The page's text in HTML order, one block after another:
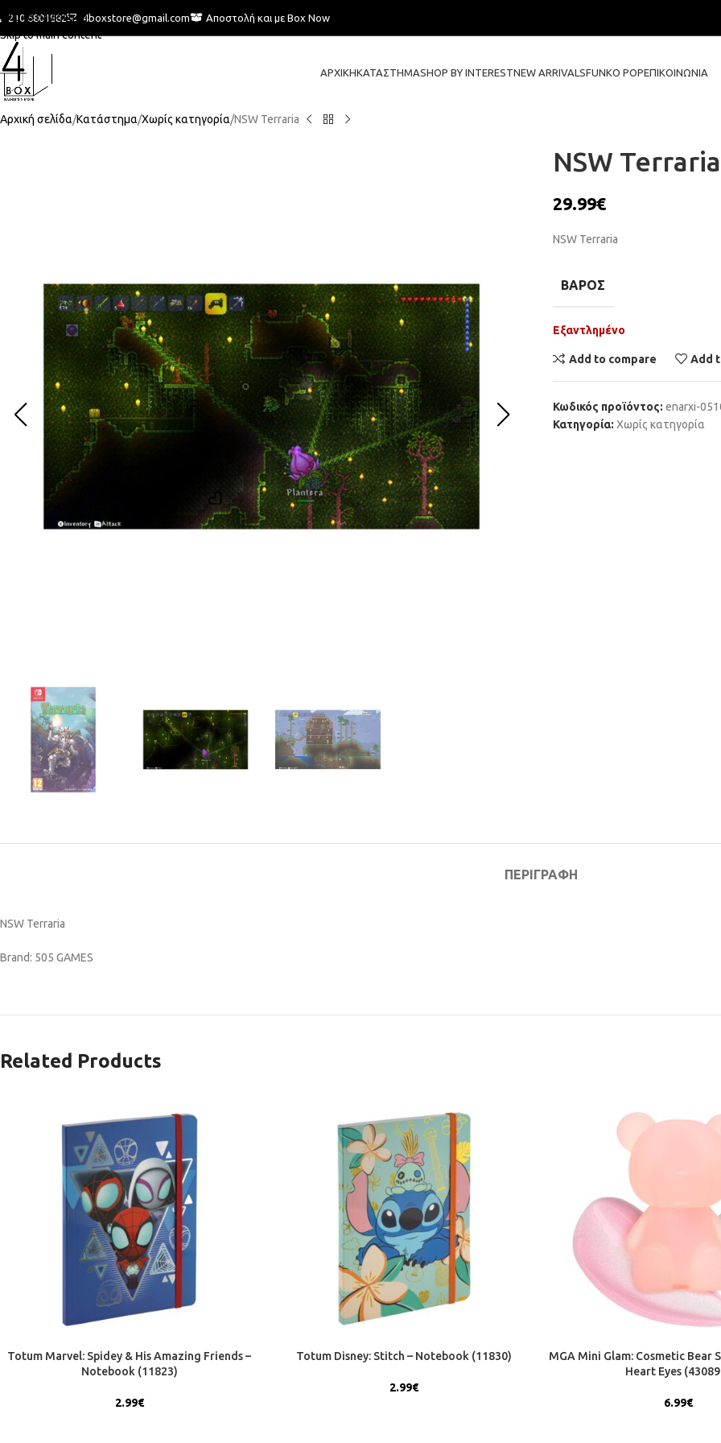
Skip to navigation
Skip to main content
210 6801882 4boxstore@gmail.com Αποστολή και με Box Now
ΑΡΧΙΚΉΚΑΤΆΣΤΗΜΑSHOP BY INTERESTNEW ARRIVALSFUNKO POPΕΠΙΚΟΙΝΩΝΊΑ
Αρχική σελίδα Κατάστημα Χωρίς κατηγορία NSW Terraria
NSW Terraria
29.99€
NSW Terraria
ΒΆΡΟΣ
Εξαντλημένο
Add to compare Add
Κωδικός προϊόντος: enarxi-
Κατηγορία: Χωρίς κατηγορία
ΠΕΡΙΓΡΑΦΉ
NSW Terraria
Brand: 505 GAMES
Related Products
Totum Marvel: Spidey & His Amazing Friends –
Notebook (11823)
2.99€
Totum Disney: Stitch – Notebook (11830)
2.99€
MGA Mini Glam: Cosmetic Bear
Heart Eyes
6.99€